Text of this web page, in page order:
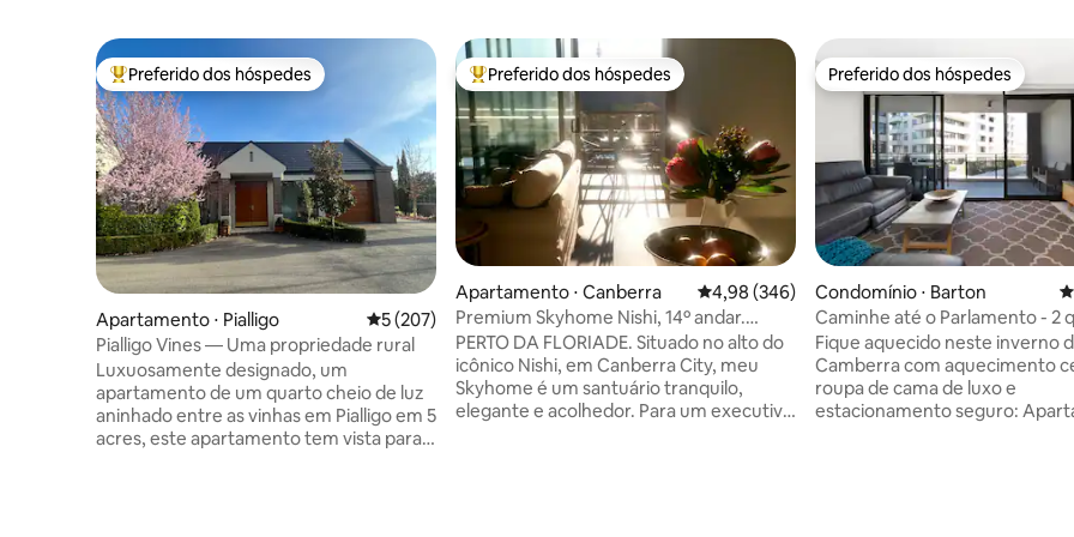
Entre os melhores preferidos dos hóspedes
Preferido dos hóspedes
Apartamento ⋅ Pialligo 5 de uma avaliação média de 5, 207 avaliações
5 (207)
Pialligo Vines — Uma propriedade rural
Luxuosamente designado, um
apartamento de um quarto cheio de luz
aninhado entre as vinhas em Pialligo em 5
acres, este apartamento tem vista para a
Entre os melhores preferidos dos hóspedes
Preferido dos hóspedes
Apartamento ⋅ Canberra 4,98 de uma avaliação média de 5, 346
4,98 (346)
Premium Skyhome Nishi, 14º andar.
Vistas! Estacionamento gratuito
PERTO DA FLORIADE. Situado no alto do
icônico Nishi, em Canberra City, meu
Skyhome é um santuário tranquilo,
elegante e acolhedor. Para um executivo
Preferido dos hóspedes
Preferido dos hóspedes
Condomínio ⋅ Barton
Caminhe até o Parlamento - 2
luxo | 2 estacionamentos
Fique aquecido neste inverno
Camberra com aquecimento
roupa de cama de luxo e
estacionamento seguro: Apartamento